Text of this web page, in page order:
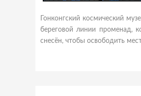
Гонконгский космический
береговой линии променад,
снесён, чтобы освободить